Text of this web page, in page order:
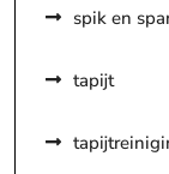
spik en
tapijt